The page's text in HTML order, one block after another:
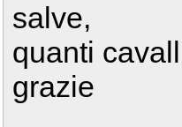
salve,
quanti
grazie